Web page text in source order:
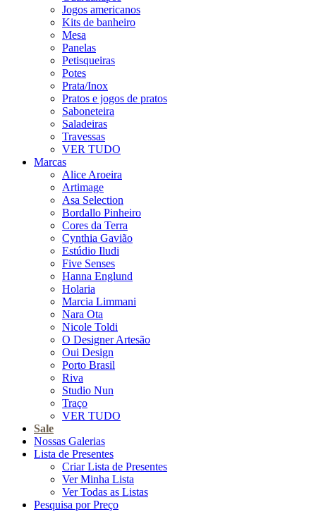
Jogos americanos
Kits de banheiro
Mesa
Panelas
Petisqueiras
Potes
Prata/Inox
Pratos e jogos de pratos
Saboneteira
Saladeiras
Travessas
VER TUDO
Marcas
Alice Aroeira
Artimage
Asa Selection
Bordallo Pinheiro
Cores da Terra
Cynthia Gavião
Estúdio Iludi
Five Senses
Hanna Englund
Holaria
Marcia Limmani
Nara Ota
Nicole Toldi
O Designer Artesão
Oui Design
Porto Brasil
Riva
Studio Nun
Traço
VER TUDO
Sale
Nossas Galerias
Lista de Presentes
Criar Lista de Presentes
Ver Minha Lista
Ver Todas as Listas
Pesquisa por Preço